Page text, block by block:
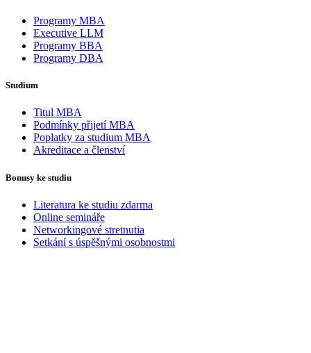
Programy MBA
Executive LLM
Programy BBA
Programy DBA
Studium
Titul MBA
Podmínky přijetí MBA
Poplatky za studium MBA
Akreditace a členství
Bonusy ke studiu
Literatura ke studiu zdarma
Online semináře
Networkingové stretnutia
Setkání s úspěšnými osobnostmi